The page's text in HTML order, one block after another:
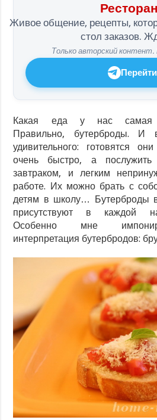
Живое общение, рецепты,
стол заказов.
Только авторский контент.
Перейти
Какая еда у нас самая
Правильно, бутерброды. И
удивительного: готовятся
очень быстро, а
завтраком, и легким
работе. Их можно брать с
детям в школу… Бутерброды
присутствуют в каждой
Особенно мне
интерпретация бутербродов: